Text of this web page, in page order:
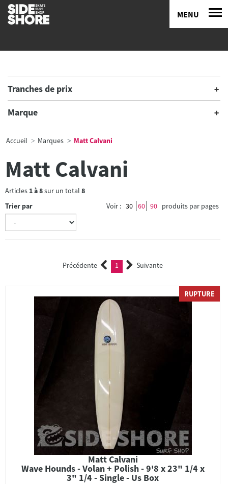
MENU
Tranches de prix
Marque
Accueil Marques Matt Calvani
Matt Calvani
Articles 1à8sur un total 8
Trier par
Voir : 30 60 90 produits par pages
Précédente 1 (current)Suivante
RUPTURE
Matt Calvani
Wave Hounds - Volan + Polish - 9'8 x 23" 1/4 x
3" 1/4 - Single - Us Box